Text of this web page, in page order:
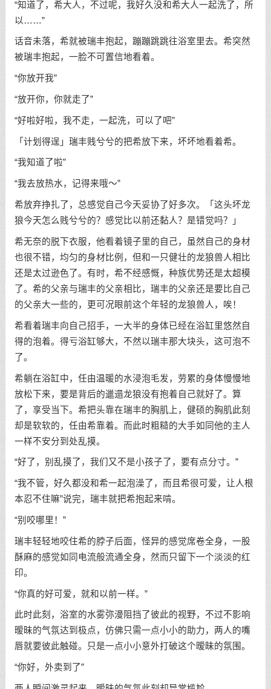
“知道了，希大人，不过呢，我好久没和希大人一起洗了，所
以……”
话音未落，希就被瑞丰抱起，蹦蹦跳跳往浴室里去。希突然
被瑞丰抱起，一脸不可置信地看着。
“你放开我”
“放开你，你就走了”
“好啦好啦，我不走，一起洗，可以了吧”
「计划得逞」瑞丰贱兮兮的把希放下来，坏坏地看着希。
“我知道了啦”
“我去放热水，记得来哦～”
希放弃挣扎了，总感觉自己今天妥协了好多次。「这头坏龙
狼今天怎么贱兮兮的？感觉比以前还黏人？是错觉吗？」
希无奈的脱下衣服，他看着镜子里的自己，虽然自己的身材
也很不错，均匀的身材比例，但和一只健壮的龙狼兽人相比
还是太过逊色了。有时，希不经感慨，种族优势还是太超模
了。希的父亲与瑞丰的父亲相比，瑞丰的父亲还是要比自己
的父亲大一些的，更可况眼前这个年轻的龙狼兽人，唉！
希看着瑞丰向自己招手，一大半的身体已经在浴缸里悠然自
得的泡着。得亏浴缸够大，不然以瑞丰那大块头，这可泡不
了。
希躺在浴缸中，任由温暖的水浸泡毛发，劳累的身体慢慢地
放松下来，要是背后的邋遢龙狼没有抱着自己就好了。算
了，享受当下。希把头靠在瑞丰的胸肌上，健硕的胸肌此刻
却是软软的，任由希靠着。而此时粗糙的大手如同他的主人
一样不安分到处乱摸。
“好了，别乱摸了，我们又不是小孩子了，要有点分寸。”
“我不管，好久都没和希一起泡澡了，而且希很可爱，让人根
本忍不住嘛”说完，瑞丰就把希抱起来啃。
“别咬哪里！”
瑞丰轻轻地咬住希的脖子后面，怪异的感觉席卷全身，一股
酥麻的感觉如同电流般流通全身，然而只留下一个淡淡的红
印。
“你真的好可爱，就和以前一样。”
此时此刻，浴室的水雾弥漫阻挡了彼此的视野，不过不影响
暧昧的气氛达到极点，仿佛只需一点小小的助力，两人的嘴
唇就要彼此触碰。只是一点小小意外打破这个暧昧的氛围。
“你好，外卖到了”